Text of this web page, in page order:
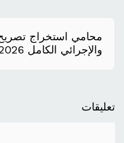
محامي استخراج تصريح
والإجرائي الكامل 2026
تعليقات